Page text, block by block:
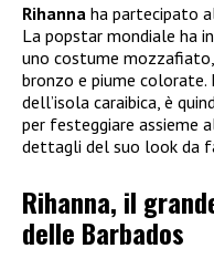
Rihanna ha partecipato
La popstar mondiale ha
uno costume
bronzo e piume colorate.
dell’isola caraibica, è
per festeggiare assieme
dettagli del suo look da
Rihanna, il
delle Barbados